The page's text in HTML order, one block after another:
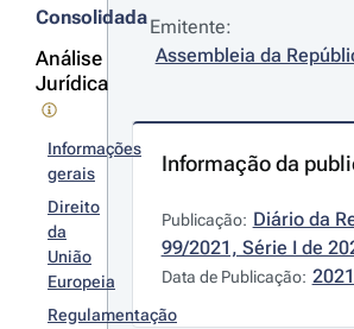
Consolidada
Análise
Jurídica
Informações
gerais
Direito
da
União
Europeia
Regulamentação
Emitente:
Assembleia da
Informação da
Publicação: Diário da
99/2021, Série I de
Data de Publicação: